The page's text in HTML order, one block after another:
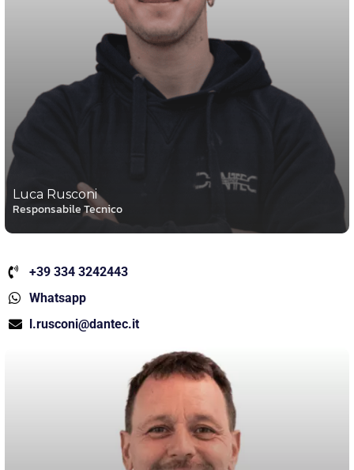
Luca Rusconi
Responsabile Tecnico
+39 334 3242443
Whatsapp
l.rusconi@dantec.it